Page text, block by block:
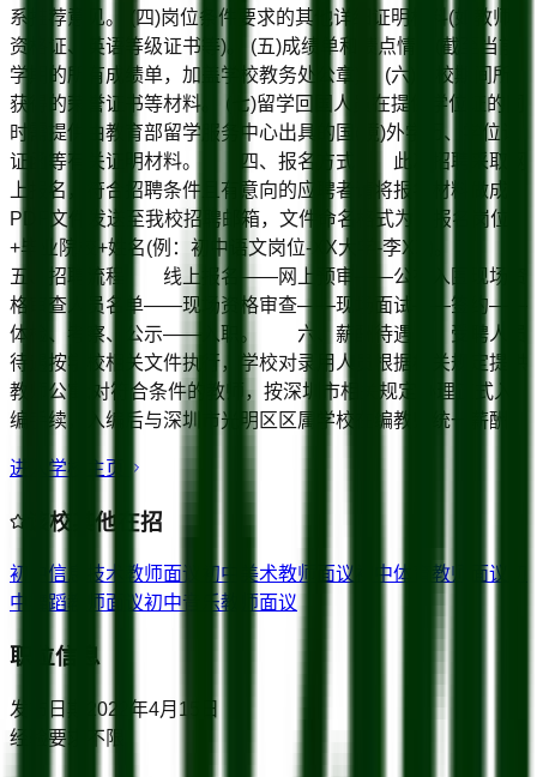
系推荐意见。 (四)岗位条件要求的其他详细证明材料(如教师
资格证、英语等级证书等)。 (五)成绩单和绩点情况(截至当前
学期的所有成绩单，加盖学校教务处公章)。 (六)在校期间所
获得的荣誉证书等材料。 (七)留学回国人员在提供学位证的同
时需提供由教育部留学服务中心出具的国(境)外学历、学位认
证函等有关证明材料。 四、报名方式 此次招聘采取网
上报名，符合招聘条件且有意向的应聘者请将报名材料做成
PDF文件发送至我校招聘邮箱，文件命名格式为：报名岗位
+毕业院校+姓名(例：初中语文岗位-XX大学-李XX)。
五、招聘流程 线上报名——网上预审——公布入围现场资
格审查人员名单——现场资格审查——现场面试——签约——
体检、考察、公示——入职。 六、薪酬待遇 受聘人员
待遇按学校相关文件执行，学校对录用人员根据相关规定提供
教师公寓;对符合条件的教师，按深圳市相关规定办理正式入
编手续，入编后与深圳市光明区区属学校在编教师统一薪酬。
进入学校主页
该校其他在招
初中信息技术教师面议 初中美术教师 面议 初中体育教师 面议
中舞蹈教师面议初中音乐教师面议
职位信息
发布日期
2022年4月15日
经验要求
不限